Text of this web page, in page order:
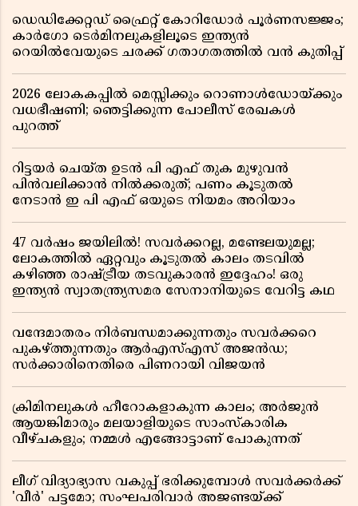
ഡെഡിക്കേറ്റഡ് ഫ്രൈറ്റ് കോറിഡോർ പൂർണസജ്ജം;
കാർഗോ ടെർമിനലുകളിലൂടെ ഇന്ത്യൻ
റെയിൽവേയുടെ ചരക്ക് ഗതാഗതത്തിൽ വൻ കുതിപ്പ്
2026 ലോകകപ്പിൽ മെസ്സിക്കും റൊണാൾഡോയ്ക്കും
വധഭീഷണി; ഞെട്ടിക്കുന്ന പോലീസ് രേഖകൾ
പുറത്ത്
റിട്ടയർ ചെയ്ത ഉടൻ പി എഫ് തുക മുഴുവൻ
പിൻവലിക്കാൻ നിൽക്കരുത്; പണം കൂടുതൽ
നേടാൻ ഇ പി എഫ് ഒയുടെ നിയമം അറിയാം
47 വർഷം ജയിലിൽ! സവർക്കറല്ല, മണ്ടേലയുമല്ല;
ലോകത്തിൽ ഏറ്റവും കൂടുതൽ കാലം തടവിൽ
കഴിഞ്ഞ രാഷ്ട്രീയ തടവുകാരൻ ഇദ്ദേഹം! ഒരു
ഇന്ത്യൻ സ്വാതന്ത്ര്യസമര സേനാനിയുടെ വേറിട്ട കഥ
വന്ദേമാതരം നിർബന്ധമാക്കുന്നതും സവർക്കറെ
പുകഴ്ത്തുന്നതും ആർഎസ്എസ് അജൻഡ;
സർക്കാരിനെതിരെ പിണറായി വിജയൻ
ക്രിമിനലുകൾ ഹീറോകളാകുന്ന കാലം; അർജുൻ
ആയങ്കിമാരും മലയാളിയുടെ സാംസ്കാരിക
വീഴ്ചകളും; നമ്മൾ എങ്ങോട്ടാണ് പോകുന്നത്
ലീഗ് വിദ്യാഭ്യാസ വകുപ്പ് ഭരിക്കുമ്പോൾ സവർക്കർക്ക്
'വീർ' പട്ടമോ; സംഘപരിവാർ അജണ്ടയ്ക്ക്